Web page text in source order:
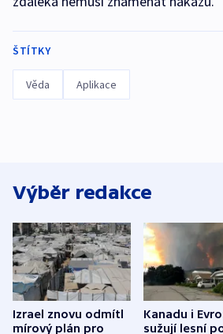
ŠTÍTKY
Věda Aplikace
Výběr redakce
Izrael znovu odmítl
mírový plán pro
Kanadu i
sužují lesní